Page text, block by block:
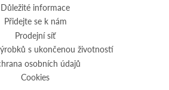
Důležité informace
Přidejte se k nám
Prodejní síť
s ukončenou životností
osobních údajů
Cookies